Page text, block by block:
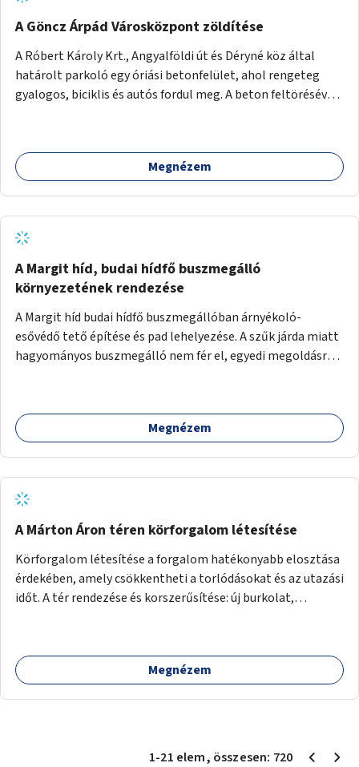
A Göncz Árpád Városközpont zöldítése
A Róbert Károly Krt., Angyalföldi út és Déryné köz által
határolt parkoló egy óriási betonfelület, ahol rengeteg
gyalogos, biciklis és autós fordul meg. A beton feltörésével,
menti járda és a parkoló közé kellene egy zöld sáv,
virágágyásokkal a meglévő fák alá, a lakóépület felőli két
Megnézem
A Margit híd, budai hídfő buszmegálló
környezetének rendezése
A Margit híd budai hídfő buszmegállóban árnyékoló-
esővédő tető építése és pad lehelyezése. A szűk járda miatt
hagyományos buszmegálló nem fér el, egyedi megoldásra
Megnézem
A Márton Áron téren körforgalom létesítése
Körforgalom létesítése a forgalom hatékonyabb elosztása
érdekében, amely csökkentheti a torlódásokat és az utazási
időt. A tér rendezése és korszerűsítése: új burkolat,
időznek.
Megnézem
1-21 elem, összesen: 720